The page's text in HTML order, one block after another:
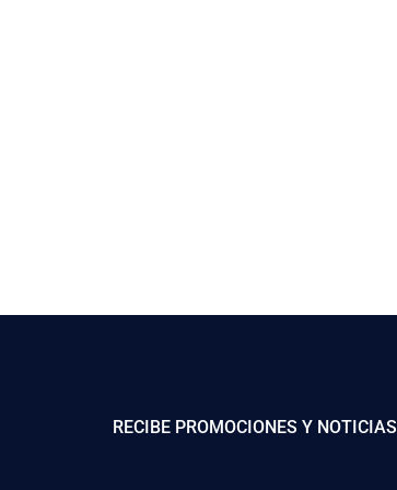
RECIBE PROMOCIONES Y NOTICIAS